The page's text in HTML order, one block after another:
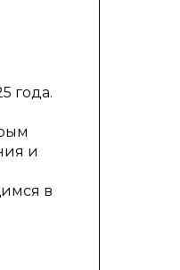
года.
и
в